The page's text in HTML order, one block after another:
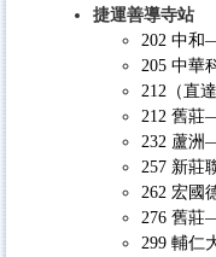
捷運善導寺站
202 中和
205 中華
212（直
212 舊莊
232 蘆洲
257 新莊
262 宏國
276 舊莊
299 輔仁